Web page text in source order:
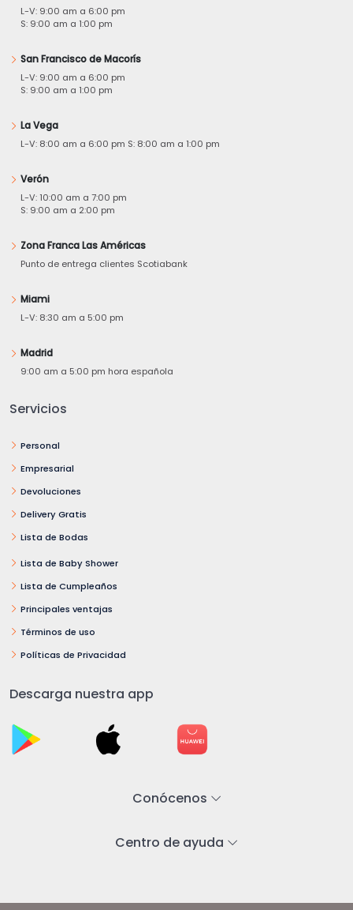
L-V: 9:00 am a 6:00 pm
S: 9:00 am a 1:00 pm
San Francisco de Macorís
L-V: 9:00 am a 6:00 pm
S: 9:00 am a 1:00 pm
La Vega
L-V: 8:00 am a 6:00 pm S: 8:00 am a 1:00 pm
Verón
L-V: 10:00 am a 7:00 pm
S: 9:00 am a 2:00 pm
Zona Franca Las Américas
Punto de entrega clientes Scotiabank
Miami
L-V: 8:30 am a 5:00 pm
Madrid
9:00 am a 5:00 pm hora española
Servicios
Personal
Empresarial
Devoluciones
Delivery Gratis
Lista de Bodas
Lista de Baby Shower
Lista de Cumpleaños
Principales ventajas
Términos de uso
Políticas de Privacidad
Descarga nuestra app
Conócenos
Centro de ayuda